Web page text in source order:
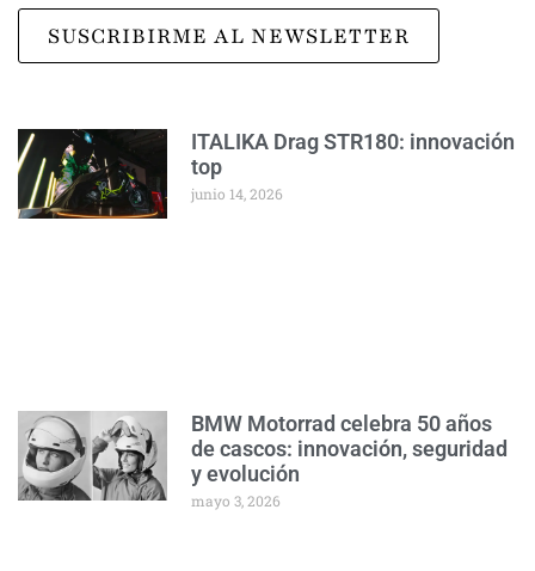
SUSCRIBIRME AL NEWSLETTER
ITALIKA Drag STR180: innovación
top
junio 14, 2026
BMW Motorrad celebra 50 años
de cascos: innovación, seguridad
y evolución
mayo 3, 2026